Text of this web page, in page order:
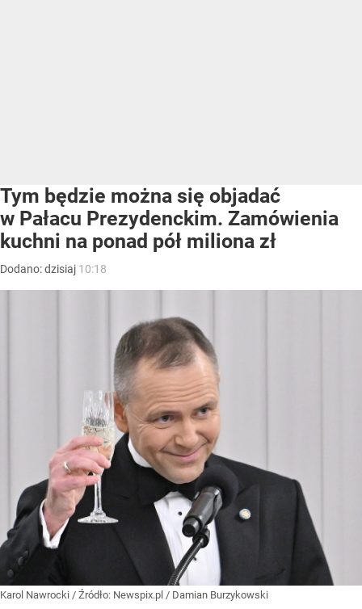
Tym będzie można się objadać
w Pałacu Prezydenckim. Zamówienia
kuchni na ponad pół miliona zł
Dodano:dzisiaj 10:18
Karol Nawrocki / Źródło: Newspix.pl / Damian Burzykowski